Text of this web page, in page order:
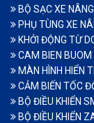
BỘ SẠC XE
PHỤ TÙNG XE
KHỞI ĐỘNG TỪ
CAM BIEN
MÀN HÌNH HIỂN
CẢM BIẾN TỐC
BỘ ĐIỀU KHIỂN
BỘ ĐIỀU KHIỂN